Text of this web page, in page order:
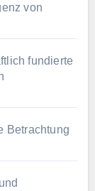
von
fundierte
Betrachtung